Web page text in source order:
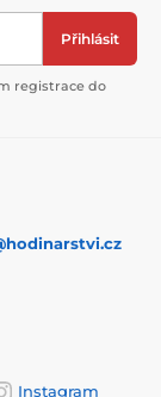
Přihlásit
registrace do
Instagram